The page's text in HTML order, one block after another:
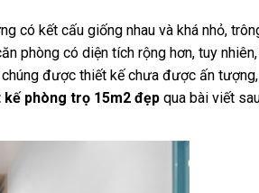
có kết cấu giống nhau và khá nhỏ,
phòng có diện tích rộng hơn, tuy
được thiết kế chưa được ấn
phòng trọ 15m2 đẹp qua bài viết